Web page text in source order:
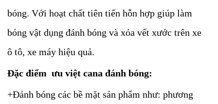
bóng. Với hoạt chất tiên tiến hỗn hợp giúp làm
bóng vật dụng đánh bóng và xóa vết xước trên xe
ô tô, xe máy hiệu quả.
Đặc điểm ưu việt cana đánh bóng:
+Đánh bóng các bề mặt sản phẩm như: phương